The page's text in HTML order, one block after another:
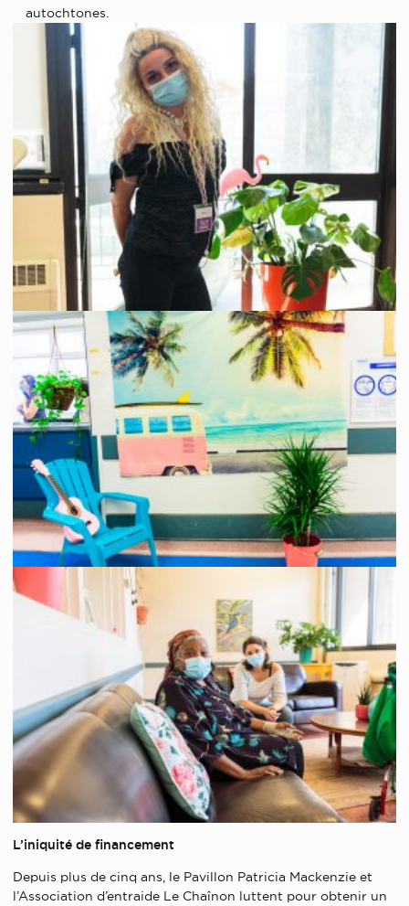
autochtones.
L’iniquité de financement
Depuis plus de cinq ans, le Pavillon Patricia Mackenzie et
l’Association d’entraide Le Chaînon luttent pour obtenir un